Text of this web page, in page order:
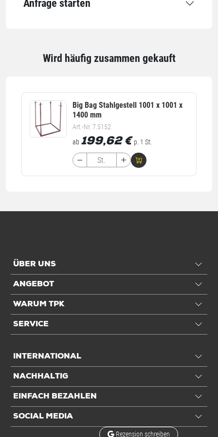
Einheiten Stück: 1 Stück / 68 kg
Anfrage starten
Wird häufig zusammen gekauft
Big Bag Stahlgestell 1001 x 1001 x
1400 mm
Art.-Nr. 7.5152
ab 199,62 € p. 1 St.
ÜBER UNS
ANGEBOT
WARUM TPK
SERVICE
INTERNATIONAL
NACHHALTIG
EINFACH BEZAHLEN
SOCIAL MEDIA
Rezension schreiben